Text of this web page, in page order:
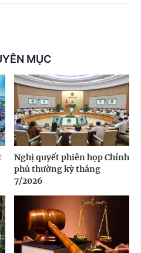
MỤC
Nghị quyết phiên họp Chính
phủ thường kỳ tháng
7/2026